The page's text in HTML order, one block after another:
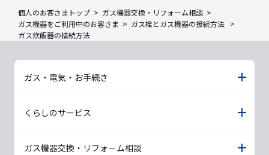
個人のお客さまトップ
ガス機器交換・リフォーム相談
ガス機器をご利用中のお客さま
ガス栓とガス機器の接続方法
ガス炊飯器の接続方法
ガス・電気・お手続き
くらしのサービス
ガス機器交換・リフォーム相談